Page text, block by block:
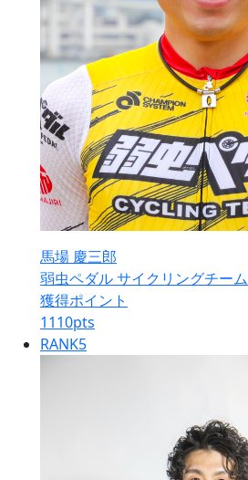
馬場 慶三郎
弱虫ペダル サイクリングチーム
獲得ポイント
1110pts
RANK5